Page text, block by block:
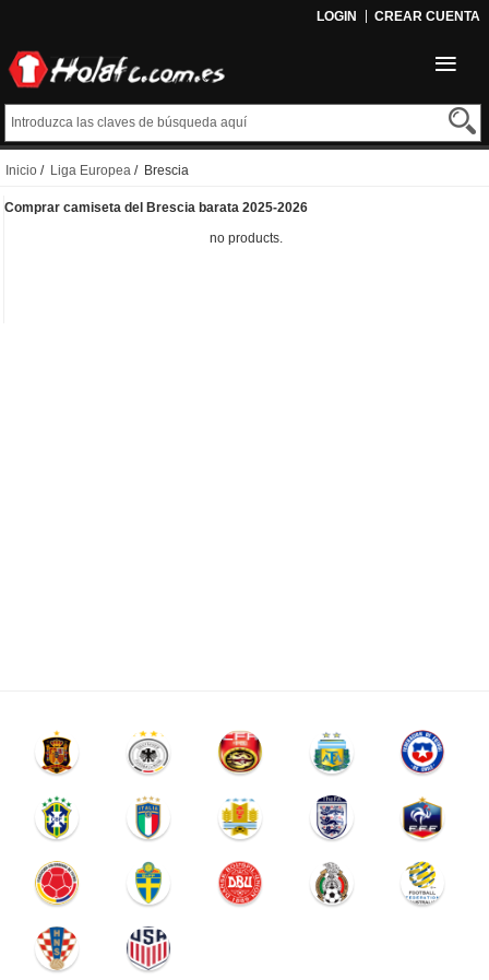
LOGIN CREAR CUENTA
Inicio / Liga Europea / Brescia
Comprar camiseta del Brescia barata 2025-2026
no products.